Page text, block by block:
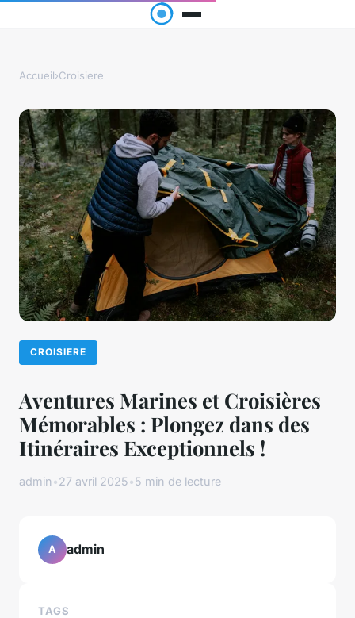
Accueil›Croisiere
CROISIERE
Aventures Marines et Croisières
Mémorables : Plongez dans des
Itinéraires Exceptionnels !
admin•27 avril 2025•5 min de lecture
A admin
TAGS